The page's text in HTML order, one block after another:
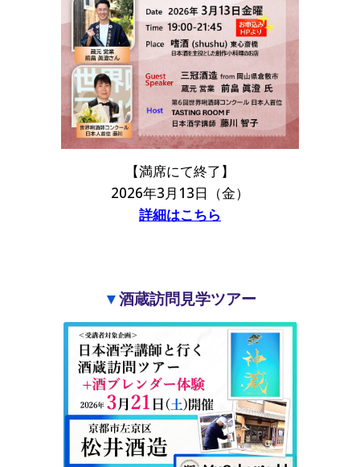
【満席にて終了】
2026年3月13日（金）
詳細はこちら
▼酒蔵訪問見学ツアー